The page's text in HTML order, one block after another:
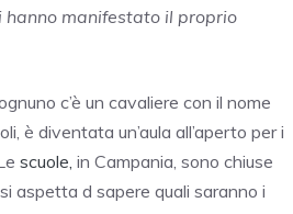
manifestato il proprio
c’è un cavaliere con il nome
è diventata un’aula all’aperto per i
scuole, in Campania, sono chiuse
aspetta d sapere quali saranno i